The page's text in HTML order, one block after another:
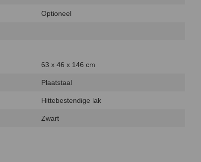
Optioneel
63 x 46 x 146 cm
Plaatstaal
Hittebestendige lak
Zwart